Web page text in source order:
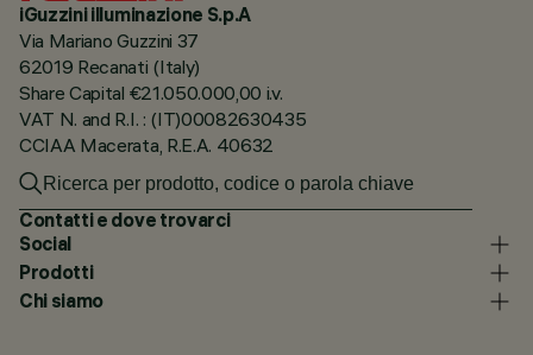
iGuzzini illuminazione S.p.A
Via Mariano Guzzini 37
62019 Recanati (Italy)
Share Capital €21.050.000,00 i.v.
VAT N. and R.I. : (IT)00082630435
CCIAA Macerata, R.E.A. 40632
Contatti e dove trovarci
Social
Prodotti
Chi siamo